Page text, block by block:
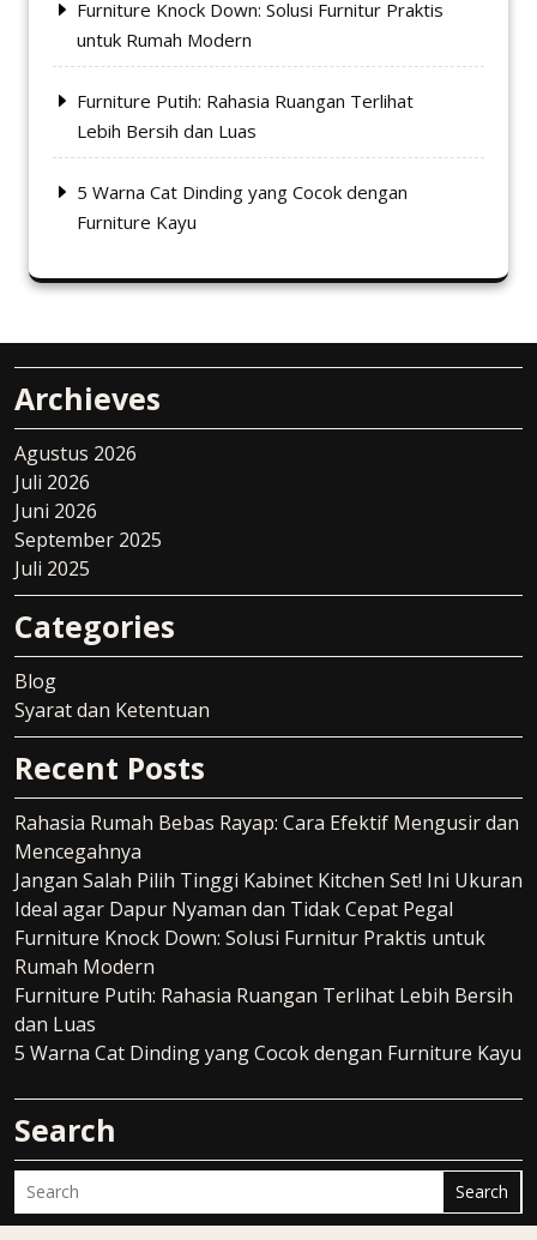
Furniture Knock Down: Solusi Furnitur Praktis
untuk Rumah Modern
Furniture Putih: Rahasia Ruangan Terlihat
Lebih Bersih dan Luas
5 Warna Cat Dinding yang Cocok dengan
Furniture Kayu
Archieves
Agustus 2026
Juli 2026
Juni 2026
September 2025
Juli 2025
Categories
Blog
Syarat dan Ketentuan
Recent Posts
Rahasia Rumah Bebas Rayap: Cara Efektif Mengusir dan
Mencegahnya
Jangan Salah Pilih Tinggi Kabinet Kitchen Set! Ini Ukuran
Ideal agar Dapur Nyaman dan Tidak Cepat Pegal
Furniture Knock Down: Solusi Furnitur Praktis untuk
Rumah Modern
Furniture Putih: Rahasia Ruangan Terlihat Lebih Bersih
dan Luas
5 Warna Cat Dinding yang Cocok dengan Furniture Kayu
Search
Search